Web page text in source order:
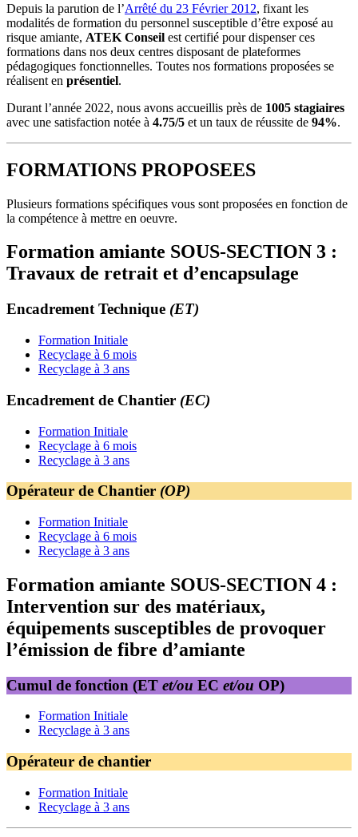
Depuis la parution de l’Arrêté du 23 Février 2012, fixant les
modalités de formation du personnel susceptible d’être exposé au
risque amiante, ATEK Conseil est certifié pour dispenser ces
formations dans nos deux centres disposant de plateformes
pédagogiques fonctionnelles. Toutes nos formations proposées se
réalisent en présentiel.
Durant l’année 2022, nous avons accueillis près de 1005 stagiaires
avec une satisfaction notée à 4.75/5 et un taux de réussite de 94%.
FORMATIONS PROPOSEES
Plusieurs formations spécifiques vous sont proposées en fonction de
la compétence à mettre en oeuvre.
Formation amiante SOUS-SECTION 3 :
Travaux de retrait et d’encapsulage
Encadrement Technique (ET)
Formation Initiale
Recyclage à 6 mois
Recyclage à 3 ans
Encadrement de Chantier (EC)
Formation Initiale
Recyclage à 6 mois
Recyclage à 3 ans
Opérateur de Chantier (OP)
Formation Initiale
Recyclage à 6 mois
Recyclage à 3 ans
Formation amiante SOUS-SECTION 4 :
Intervention sur des matériaux,
équipements susceptibles de provoquer
l’émission de fibre d’amiante
Cumul de fonction (ET et/ou EC et/ou OP)
Formation Initiale
Recyclage à 3 ans
Opérateur de chantier
Formation Initiale
Recyclage à 3 ans